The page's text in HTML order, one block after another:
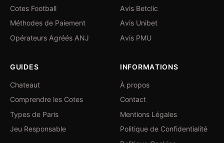
Cotes Football
Méthodes de Paiement
Opérateurs Agréés ANJ
Avis Betclic
Avis Unibet
Avis PMU
GUIDES
Chateaut
Comprendre les Cotes
Types de Paris
Jeu Responsable
INFORMATIONS
À propos
Contact
Mentions Légales
Politique de Confidentialité